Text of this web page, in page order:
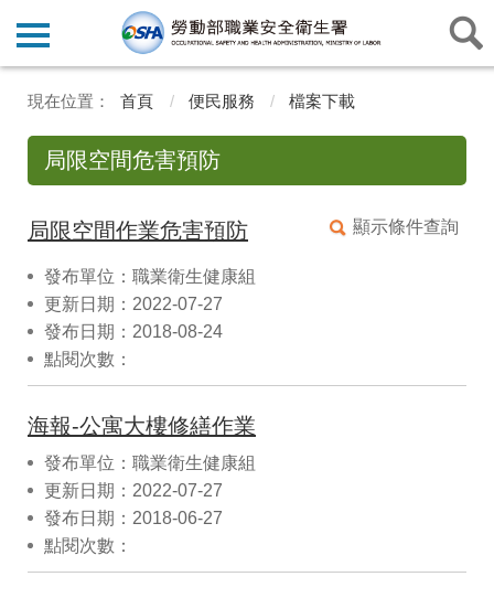
首頁 便民服務 檔案下載
局限空間危害預防
顯示條件查詢
局限空間作業危害預防
發布單位：職業衛生健康組
更新日期：2022-07-27
發布日期：2018-08-24
點閱次數：
海報-公寓大樓修繕作業
發布單位：職業衛生健康組
更新日期：2022-07-27
發布日期：2018-06-27
點閱次數：